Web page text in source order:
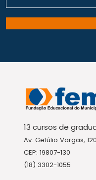
13 cursos de
Av. Getúlio Vargas,
CEP: 19807-130
(18) 3302-1055